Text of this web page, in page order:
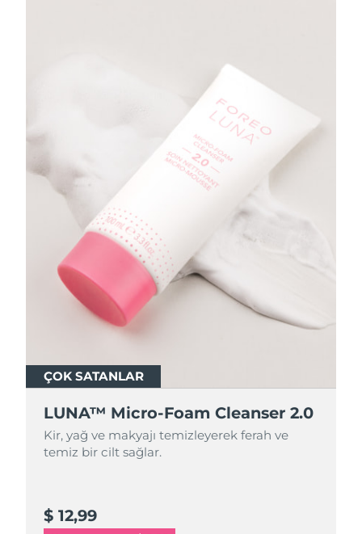
ÇOK SATANLAR
LUNA™ Micro-Foam Cleanser 2.0
Kir, yağ ve makyajı temizleyerek ferah ve
temiz bir cilt sağlar.
$ 12,99
ÇOK SATANLAR
LUNA™ Micro-Foam Cleanser 2.0
Kir, yağ ve makyajı temizleyerek ferah ve
temiz bir cilt sağlar.
$ 44,9